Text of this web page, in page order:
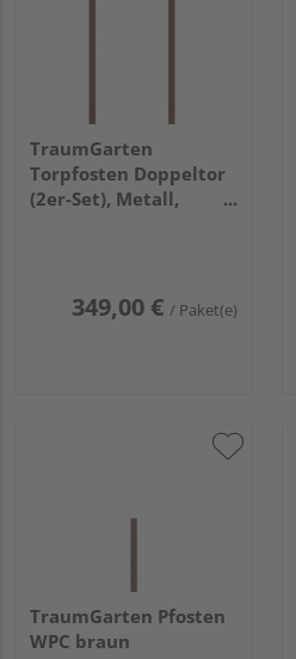
TraumGarten
Torpfosten Doppeltor
(2er-Set), Metall,
349,00 € / Paket(e)
TraumGarten Pfosten
WPC braun